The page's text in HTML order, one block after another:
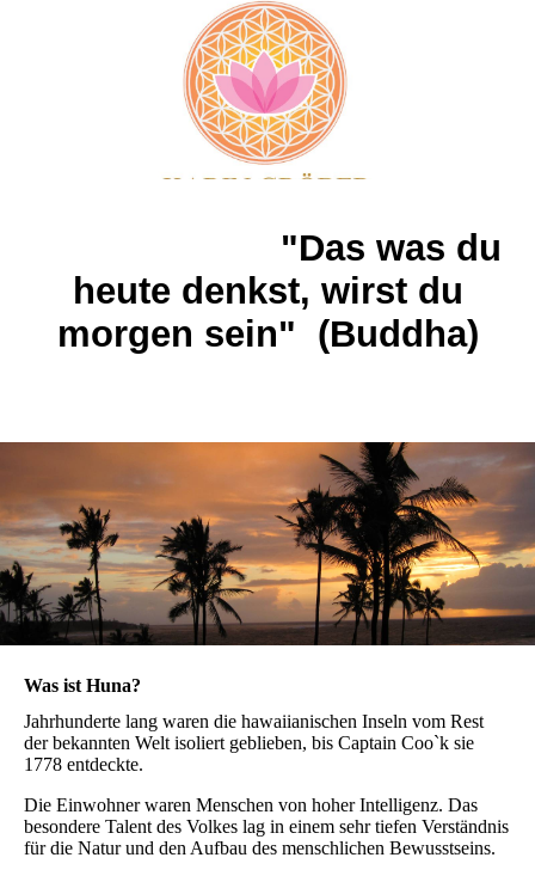
"Das was du
heute denkst, wirst du
morgen sein" (Buddha)
Was ist Huna?
Jahrhunderte lang waren die hawaiianischen Inseln vom Rest
der bekannten Welt isoliert geblieben, bis Captain Coo`k sie
1778 entdeckte.
Die Einwohner waren Menschen von hoher Intelligenz. Das
besondere Talent des Volkes lag in einem sehr tiefen Verständnis
für die Natur und den Aufbau des menschlichen Bewusstseins.